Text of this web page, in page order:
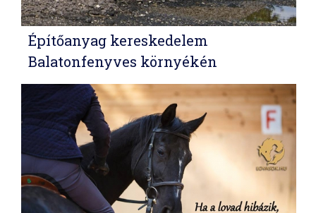
Építőanyag kereskedelem
Balatonfenyves környékén